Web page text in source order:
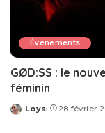
Événements
GØD:SS : le
féminin
Posted
Loys 28 février